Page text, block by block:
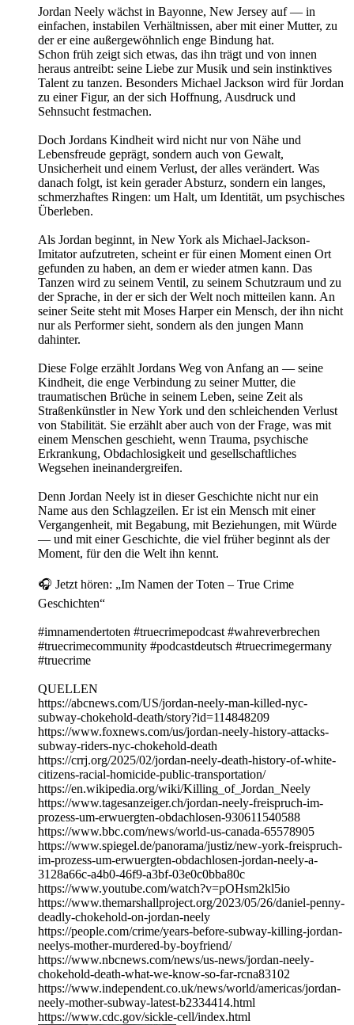
Jordan Neely wächst in Bayonne, New Jersey auf — in
einfachen, instabilen Verhältnissen, aber mit einer Mutter, zu
der er eine außergewöhnlich enge Bindung hat.
Schon früh zeigt sich etwas, das ihn trägt und von innen
heraus antreibt: seine Liebe zur Musik und sein instinktives
Talent zu tanzen. Besonders Michael Jackson wird für Jordan
zu einer Figur, an der sich Hoffnung, Ausdruck und
Sehnsucht festmachen.
Doch Jordans Kindheit wird nicht nur von Nähe und
Lebensfreude geprägt, sondern auch von Gewalt,
Unsicherheit und einem Verlust, der alles verändert. Was
danach folgt, ist kein gerader Absturz, sondern ein langes,
schmerzhaftes Ringen: um Halt, um Identität, um psychisches
Überleben.
Als Jordan beginnt, in New York als Michael-Jackson-
Imitator aufzutreten, scheint er für einen Moment einen Ort
gefunden zu haben, an dem er wieder atmen kann. Das
Tanzen wird zu seinem Ventil, zu seinem Schutzraum und zu
der Sprache, in der er sich der Welt noch mitteilen kann. An
seiner Seite steht mit Moses Harper ein Mensch, der ihn nicht
nur als Performer sieht, sondern als den jungen Mann
dahinter.
Diese Folge erzählt Jordans Weg von Anfang an — seine
Kindheit, die enge Verbindung zu seiner Mutter, die
traumatischen Brüche in seinem Leben, seine Zeit als
Straßenkünstler in New York und den schleichenden Verlust
von Stabilität. Sie erzählt aber auch von der Frage, was mit
einem Menschen geschieht, wenn Trauma, psychische
Erkrankung, Obdachlosigkeit und gesellschaftliches
Wegsehen ineinandergreifen.
Denn Jordan Neely ist in dieser Geschichte nicht nur ein
Name aus den Schlagzeilen. Er ist ein Mensch mit einer
Vergangenheit, mit Begabung, mit Beziehungen, mit Würde
— und mit einer Geschichte, die viel früher beginnt als der
Moment, für den die Welt ihn kennt.
🎧 Jetzt hören: „Im Namen der Toten – True Crime
Geschichten“
#imnamendertoten #truecrimepodcast #wahreverbrechen
#truecrimecommunity #podcastdeutsch #truecrimegermany
#truecrime
QUELLEN
https://abcnews.com/US/jordan-neely-man-killed-nyc-
subway-chokehold-death/story?id=114848209
https://www.foxnews.com/us/jordan-neely-history-attacks-
subway-riders-nyc-chokehold-death
https://crrj.org/2025/02/jordan-neely-death-history-of-white-
citizens-racial-homicide-public-transportation/
https://en.wikipedia.org/wiki/Killing_of_Jordan_Neely
https://www.tagesanzeiger.ch/jordan-neely-freispruch-im-
prozess-um-erwuergten-obdachlosen-930611540588
https://www.bbc.com/news/world-us-canada-65578905
https://www.spiegel.de/panorama/justiz/new-york-freispruch-
im-prozess-um-erwuergten-obdachlosen-jordan-neely-a-
3128a66c-a4b0-46f9-a3bf-03e0c0bba80c
https://www.youtube.com/watch?v=pOHsm2kl5io
https://www.themarshallproject.org/2023/05/26/daniel-penny-
deadly-chokehold-on-jordan-neely
https://people.com/crime/years-before-subway-killing-jordan-
neelys-mother-murdered-by-boyfriend/
https://www.nbcnews.com/news/us-news/jordan-neely-
chokehold-death-what-we-know-so-far-rcna83102
https://www.independent.co.uk/news/world/americas/jordan-
neely-mother-subway-latest-b2334414.html
https://www.cdc.gov/sickle-cell/index.html